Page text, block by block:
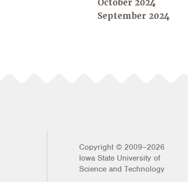
October 2024
September 2024
Copyright © 2009–2026
Iowa State University of
Science and Technology